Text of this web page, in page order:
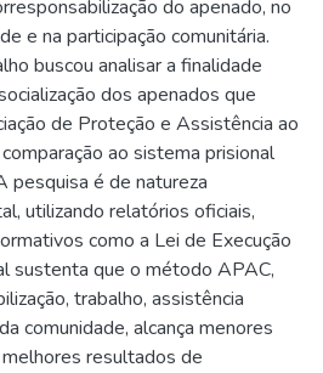
do apenado, no
e na participação comunitária.
buscou analisar a finalidade
dos apenados que
de Proteção e Assistência ao
ao sistema prisional
pesquisa é de natureza
utilizando relatórios oficiais,
como a Lei de Execução
sustenta que o método APAC,
trabalho, assistência
comunidade, alcança menores
resultados de